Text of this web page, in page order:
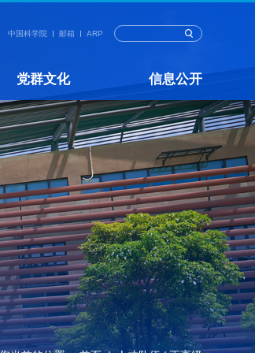
中国科学院 邮箱 ARP
党群文化 信息公开